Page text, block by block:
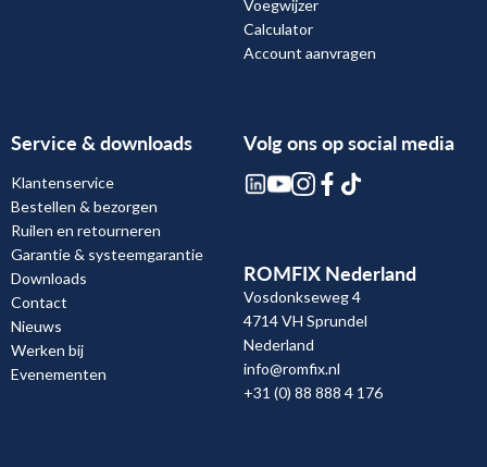
Voegwijzer
Calculator
Account aanvragen
Service & downloads
Klantenservice
Bestellen & bezorgen
Ruilen en retourneren
Garantie & systeemgarantie
Downloads
Contact
Nieuws
Werken bij
Evenementen
Volg ons op social media
ROMFIX Nederland
Vosdonkseweg 4
4714 VH Sprundel
Nederland
info@romfix.nl
+31 (0) 88 888 4 176